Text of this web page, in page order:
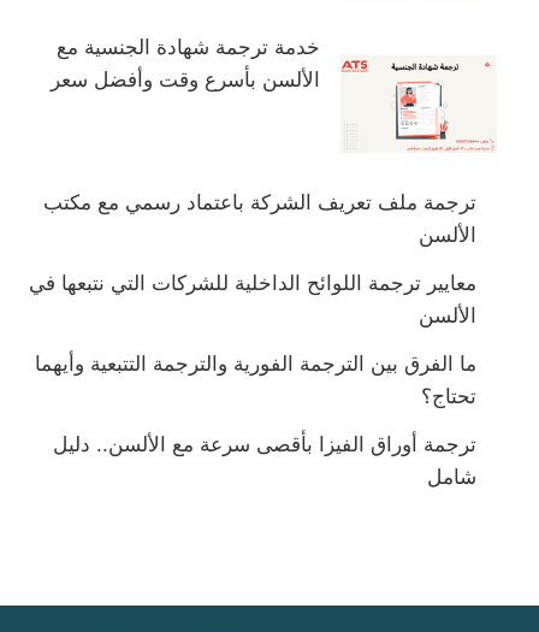
خدمة ترجمة شهادة الجنسية مع
الألسن بأسرع وقت وأفضل سعر
ترجمة ملف تعريف الشركة باعتماد رسمي مع مكتب
الألسن
معايير ترجمة اللوائح الداخلية للشركات التي نتبعها في
الألسن
ما الفرق بين الترجمة الفورية والترجمة التتبعية وأيهما
تحتاج؟
ترجمة أوراق الفيزا بأقصى سرعة مع الألسن.. دليل
شامل